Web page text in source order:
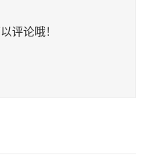
评论哦！